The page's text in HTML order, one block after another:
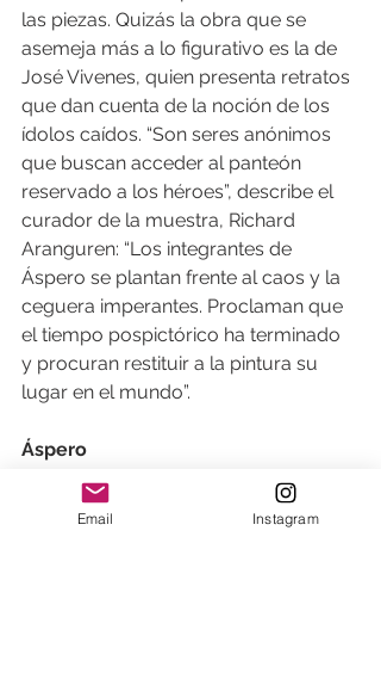
las piezas. Quizás la obra que se
asemeja más a lo figurativo es la de
José Vivenes, quien presenta retratos
que dan cuenta de la noción de los
ídolos caídos. “Son seres anónimos
que buscan acceder al panteón
reservado a los héroes”, describe el
curador de la muestra, Richard
Aranguren: “Los integrantes de
Áspero se plantan frente al caos y la
ceguera imperantes. Proclaman que
el tiempo pospictórico ha terminado
y procuran restituir a la pintura su
lugar en el mundo”.
Áspero
Sala La Caja, Centro Cultural Chacao
Martes a sábado de 1:00 pm a 6:00
Email Instagram